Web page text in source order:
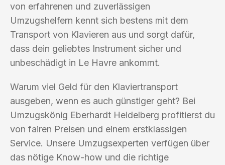
von erfahrenen und zuverlässigen
Umzugshelfern kennt sich bestens mit dem
Transport von Klavieren aus und sorgt dafür,
dass dein geliebtes Instrument sicher und
unbeschädigt in Le Havre ankommt.
Warum viel Geld für den Klaviertransport
ausgeben, wenn es auch günstiger geht? Bei
Umzugskönig Eberhardt Heidelberg profitierst du
von fairen Preisen und einem erstklassigen
Service. Unsere Umzugsexperten verfügen über
das nötige Know-how und die richtige